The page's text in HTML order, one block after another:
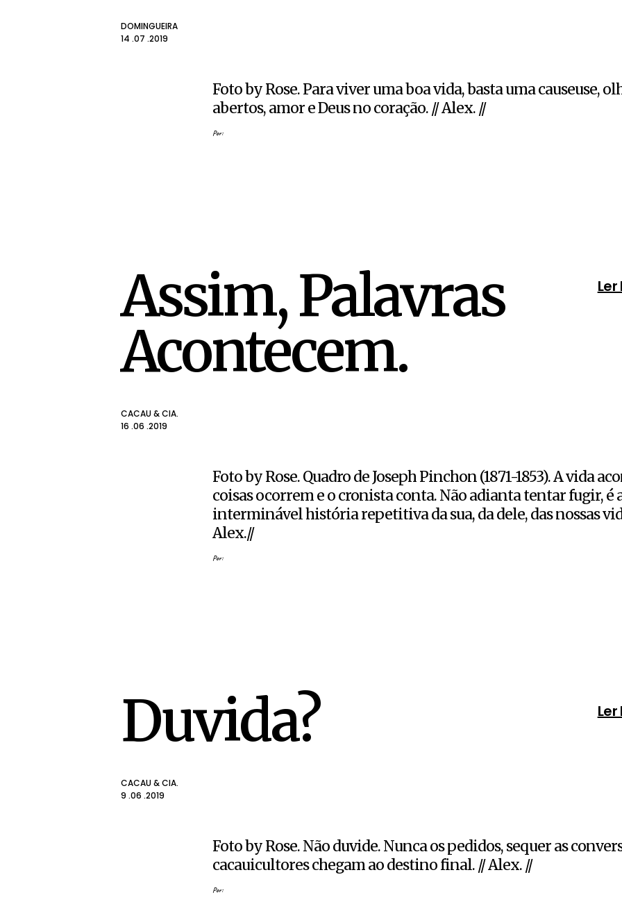
DOMINGUEIRA
14 .07 .2019
Foto by Rose. Para viver uma boa vida, basta uma causeuse,
abertos, amor e Deus no coração. // Alex. //
Por:
Assim, Palavras
Acontecem.
CACAU & CIA.
16 .06 .2019
Foto by Rose. Quadro de Joseph Pinchon (1871-1853). A vida
coisas ocorrem e o cronista conta. Não adianta tentar fugir, é
interminável história repetitiva da sua, da dele, das nossas
Alex.//
Por:
Duvida?
CACAU & CIA.
9 .06 .2019
Foto by Rose. Não duvide. Nunca os pedidos, sequer as
cacauicultores chegam ao destino final. // Alex. //
Por: